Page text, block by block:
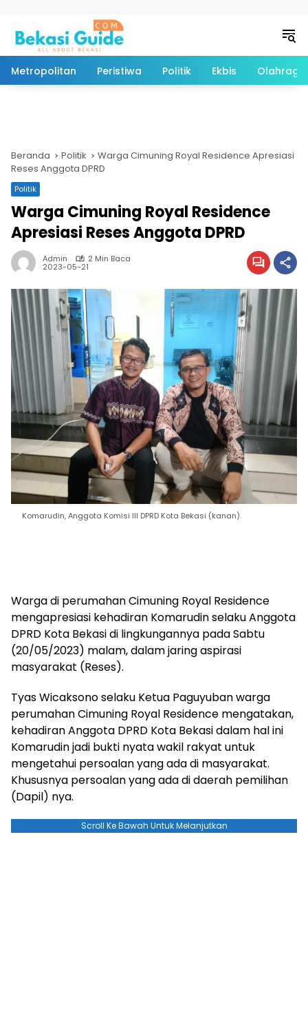
Metropolitan Peristiwa Politik Ekbis Olahraga
Beranda Politik
Warga Cimuning Royal Residence Apresiasi
Reses Anggota DPRD
Politik
Warga Cimuning Royal Residence
Apresiasi Reses Anggota DPRD
Admin 2 Min Baca
2023-05-21
Komarudin, Anggota Komisi III DPRD Kota Bekasi (kanan).
Warga di perumahan Cimuning Royal Residence
mengapresiasi kehadiran Komarudin selaku Anggota
DPRD Kota Bekasi di lingkungannya pada Sabtu
(20/05/2023) malam, dalam jaring aspirasi
masyarakat (Reses).
Tyas Wicaksono selaku Ketua Paguyuban warga
perumahan Cimuning Royal Residence mengatakan,
kehadiran Anggota DPRD Kota Bekasi dalam hal ini
Komarudin jadi bukti nyata wakil rakyat untuk
mengetahui persoalan yang ada di masyarakat.
Khususnya persoalan yang ada di daerah pemilihan
(Dapil) nya.
Scroll Ke Bawah Untuk Melanjutkan